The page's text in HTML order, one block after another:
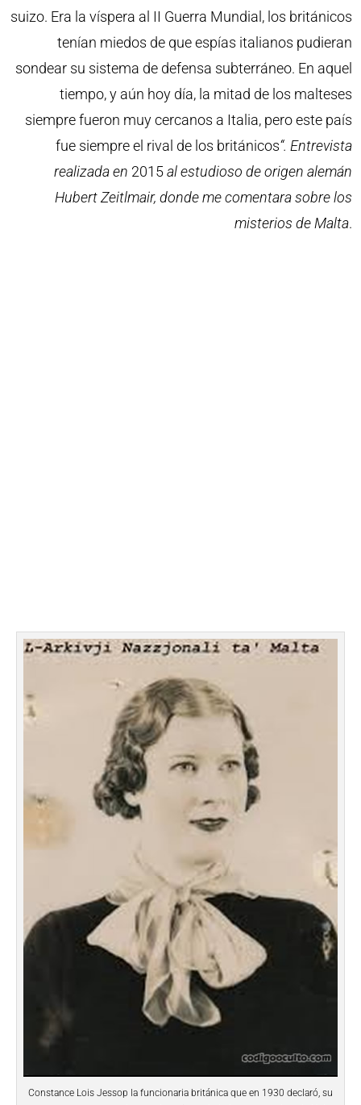
suizo. Era la víspera al II Guerra Mundial, los británicos
tenían miedos de que espías italianos pudieran
sondear su sistema de defensa subterráneo. En aquel
tiempo, y aún hoy día, la mitad de los malteses
siempre fueron muy cercanos a Italia, pero este país
fue siempre el rival de los británicos“. Entrevista
realizada en 2015al estudioso de origen alemán
Hubert Zeitlmair, donde me comentara sobre los
misterios de Malta.
Constance Lois Jessop la funcionaria británica que en 1930 declaró, su